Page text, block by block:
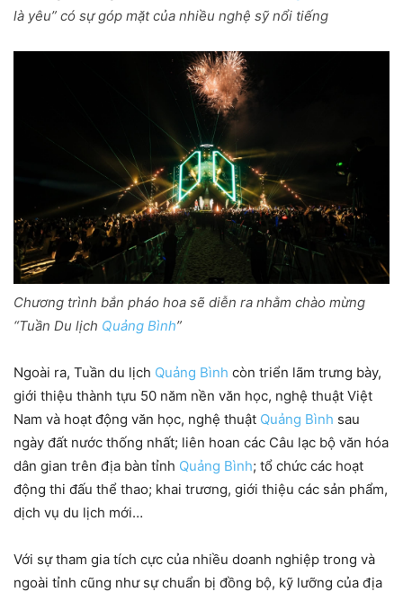
là yêu” có sự góp mặt của nhiều nghệ sỹ nổi tiếng
Chương trình bắn pháo hoa sẽ diễn ra nhằm chào mừng
“Tuần Du lịch Quảng Bình”
Ngoài ra, Tuần du lịch Quảng Bình còn triển lãm trưng bày,
giới thiệu thành tựu 50 năm nền văn học, nghệ thuật Việt
Nam và hoạt động văn học, nghệ thuật Quảng Bình sau
ngày đất nước thống nhất; liên hoan các Câu lạc bộ văn hóa
dân gian trên địa bàn tỉnh Quảng Bình; tổ chức các hoạt
động thi đấu thể thao; khai trương, giới thiệu các sản phẩm,
dịch vụ du lịch mới…
Với sự tham gia tích cực của nhiều doanh nghiệp trong và
ngoài tỉnh cũng như sự chuẩn bị đồng bộ, kỹ lưỡng của địa